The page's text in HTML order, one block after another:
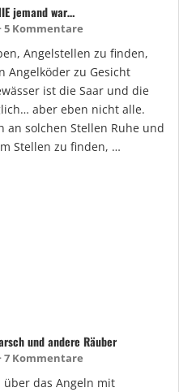
jemand war…
5 Kommentare
Angelstellen zu finden,
Angelköder zu Gesicht
ist die Saar und die
aber eben nicht alle.
an solchen Stellen Ruhe und
Stellen zu finden, …
und andere Räuber
7 Kommentare
das Angeln mit